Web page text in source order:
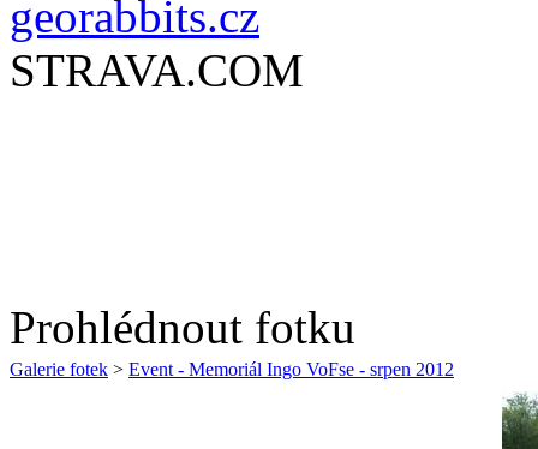
STRAVA.COM
Prohlédnout fotku
Galerie fotek > Event - Memoriál Ingo VoFse - srpen 2012